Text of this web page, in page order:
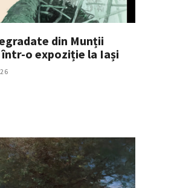
din Munții
într-o expoziție la Iași